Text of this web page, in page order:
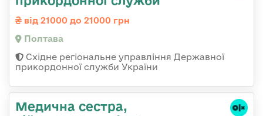
від 21000 до 21000 грн
Полтава
Східне регіональне управління Державної
прикордонної служби України
Медична сестра,